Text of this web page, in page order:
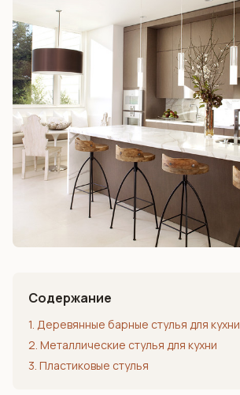
Содержание
1. Деревянные барные стулья для кухни
2. Металлические стулья для кухни
3. Пластиковые стулья